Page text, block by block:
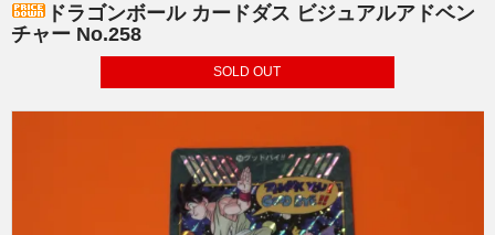
ドラゴンボール カードダス ビジュアルアドベン
チャー No.258
SOLD OUT